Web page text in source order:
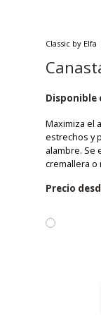
Classic by Elfa
Disponible
Maximiza el
estrechos y
alambre. Se
cremallera
Precio